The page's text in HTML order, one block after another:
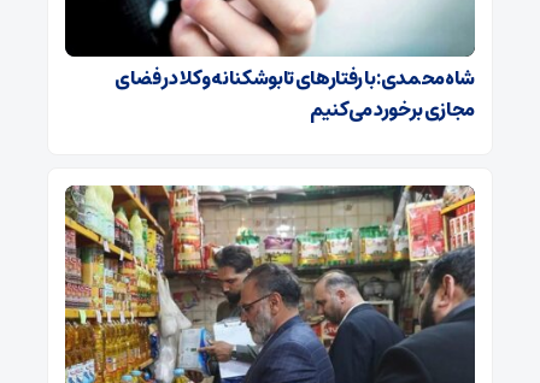
شاه‌محمدی: با رفتارهای تابوشکنانه وکلا در فضای
مجازی برخورد می‌کنیم